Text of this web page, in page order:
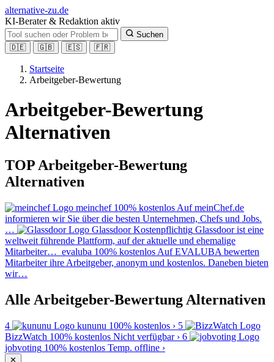
alternative-zu.de
KI-Berater & Redaktion aktiv
Suchen
🇩🇪
🇬🇧 🇪🇸 🇫🇷
Startseite
Arbeitgeber-Bewertung
Arbeitgeber-Bewertung
Alternativen
TOP Arbeitgeber-Bewertung
Alternativen
meinchef 100% kostenlos Auf meinChef.de
informieren wir Sie über die besten Unternehmen, Chefs und Jobs.
…
Glassdoor Kostenpflichtig Glassdoor ist eine
weltweit führende Plattform, auf der aktuelle und ehemalige
Mitarbeiter… evaluba 100% kostenlos Auf EVALUBA bewerten
Mitarbeiter ihre Arbeitgeber, anonym und kostenlos. Daneben bieten
wir…
Alle Arbeitgeber-Bewertung Alternativen
4 kununu 100% kostenlos › 5
BizzWatch 100% kostenlos Nicht verfügbar › 6
jobvoting 100% kostenlos Temp. offline ›
✕